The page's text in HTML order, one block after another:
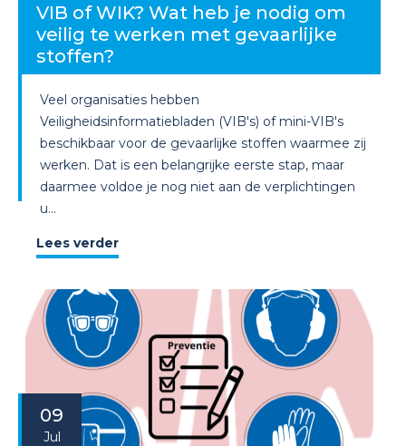
VIB of WIK? Wat heb je nodig om
veilig te werken met gevaarlijke
stoffen?
Veel organisaties hebben
Veiligheidsinformatiebladen (VIB's) of mini-VIB's
beschikbaar voor de gevaarlijke stoffen waarmee zij
werken. Dat is een belangrijke eerste stap, maar
daarmee voldoe je nog niet aan de verplichtingen
u...
Lees verder
09
Jul